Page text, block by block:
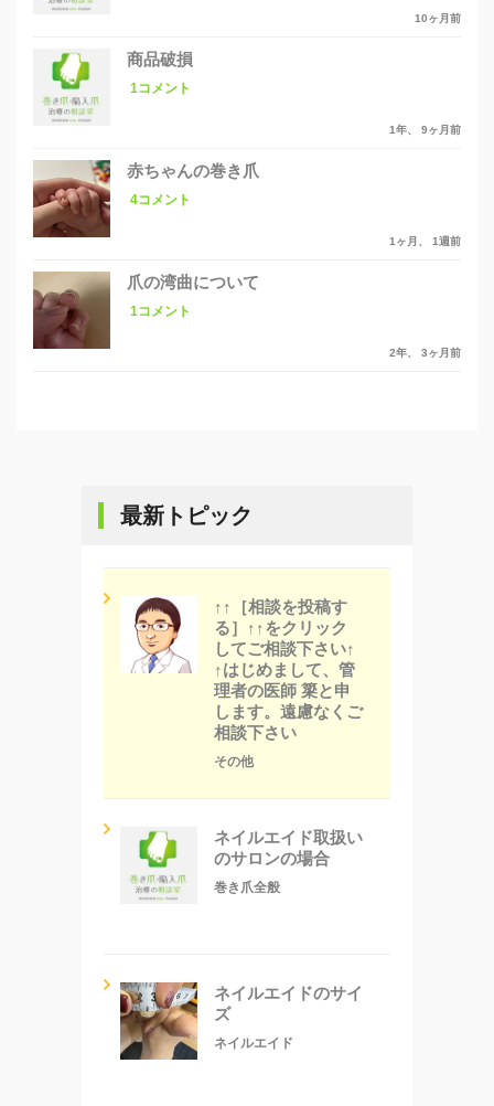
10ヶ月前
商品破損
1コメント
1年、 9ヶ月前
赤ちゃんの巻き爪
4コメント
1ヶ月、 1週前
爪の湾曲について
1コメント
2年、 3ヶ月前
最新トピック
↑↑［相談を投稿す
る］↑↑をクリック
してご相談下さい↑
↑はじめまして、管
理者の医師 簗と申
します。遠慮なくご
相談下さい
その他
ネイルエイド取扱い
のサロンの場合
巻き爪全般
ネイルエイドのサイ
ズ
ネイルエイド